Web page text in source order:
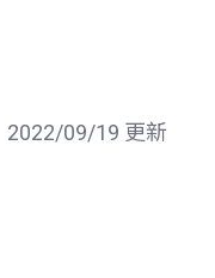
2022/09/19 更新